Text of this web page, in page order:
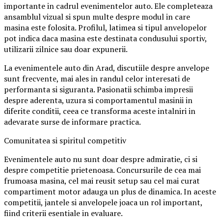
importante in cadrul evenimentelor auto. Ele completeaza
ansamblul vizual si spun multe despre modul in care
masina este folosita. Profilul, latimea si tipul anvelopelor
pot indica daca masina este destinata condusului sportiv,
utilizarii zilnice sau doar expunerii.
La evenimentele auto din Arad, discutiile despre anvelope
sunt frecvente, mai ales in randul celor interesati de
performanta si siguranta. Pasionatii schimba impresii
despre aderenta, uzura si comportamentul masinii in
diferite conditii, ceea ce transforma aceste intalniri in
adevarate surse de informare practica.
Comunitatea si spiritul competitiv
Evenimentele auto nu sunt doar despre admiratie, ci si
despre competitie prietenoasa. Concursurile de cea mai
frumoasa masina, cel mai reusit setup sau cel mai curat
compartiment motor adauga un plus de dinamica. In aceste
competitii, jantele si anvelopele joaca un rol important,
fiind criterii esentiale in evaluare.